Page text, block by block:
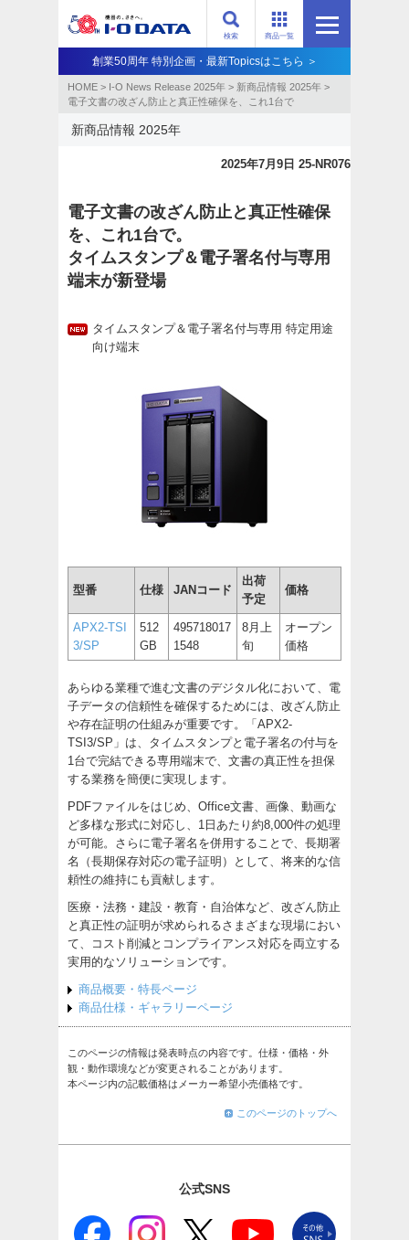
商品一覧
検索
創業50周年 特別企画・最新Topicsはこちら ＞
HOME > I-O News Release 2025年 > 新商品情報 2025年 >
電子文書の改ざん防止と真正性確保を、これ1台で
新商品情報 2025年
2025年7月9日 25-NR076
電子文書の改ざん防止と真正性確保
を、これ1台で。
タイムスタンプ＆電子署名付与専用
端末が新登場
タイムスタンプ＆電子署名付与専用 特定用途
向け端末
型番 仕様 JANコード
出荷
予定
価格
APX2-TSI
3/SP
512
GB
495718017
1548
8月上
旬
オープン
価格
あらゆる業種で進む文書のデジタル化において、電
子データの信頼性を確保するためには、改ざん防止
や存在証明の仕組みが重要です。「APX2-
TSI3/SP」は、タイムスタンプと電子署名の付与を
1台で完結できる専用端末で、文書の真正性を担保
する業務を簡便に実現します。
PDFファイルをはじめ、Office文書、画像、動画な
ど多様な形式に対応し、1日あたり約8,000件の処理
が可能。さらに電子署名を併用することで、長期署
名（長期保存対応の電子証明）として、将来的な信
頼性の維持にも貢献します。
医療・法務・建設・教育・自治体など、改ざん防止
と真正性の証明が求められるさまざまな現場におい
て、コスト削減とコンプライアンス対応を両立する
実用的なソリューションです。
商品概要・特長ページ
商品仕様・ギャラリーページ
このページの情報は発表時点の内容です。仕様・価格・外
観・動作環境などが変更されることがあります。
本ページ内の記載価格はメーカー希望小売価格です。
このページのトップへ
公式SNS